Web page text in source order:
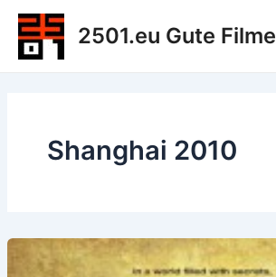
Zum
Inhalt
springen
2501.eu Gute Filme
Shanghai 2010